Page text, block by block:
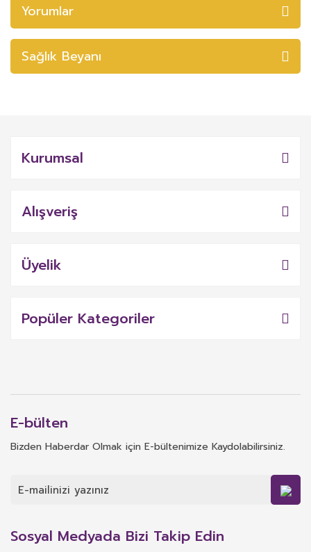
Yorumlar
Sağlık Beyanı
Kurumsal
Alışveriş
Üyelik
Popüler Kategoriler
E-bülten
Bizden Haberdar Olmak için E-bültenimize Kaydolabilirsiniz.
Sosyal Medyada Bizi Takip Edin